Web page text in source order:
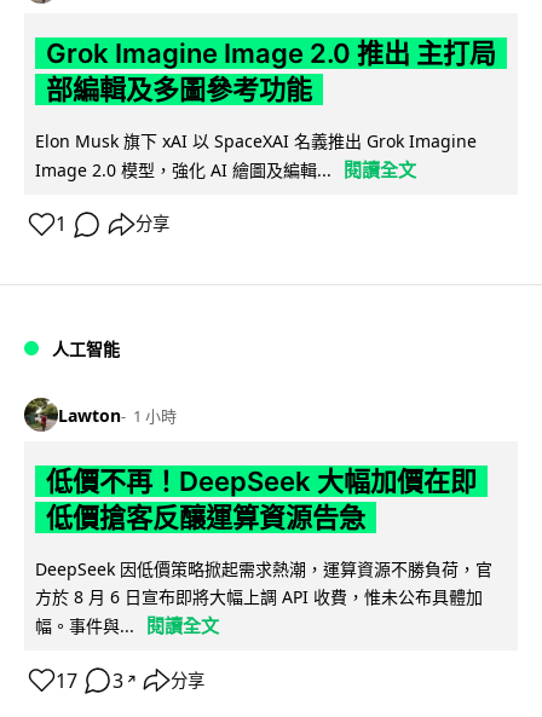
Grok Imagine Image 2.0 推出 主打局
部編輯及多圖參考功能
Elon Musk 旗下 xAI 以 SpaceXAI 名義推出 Grok Imagine
Image 2.0 模型，強化 AI 繪圖及編輯...
閱讀全文
1 分享
人工智能
Lawton 1 小時
低價不再！DeepSeek 大幅加價在即
低價搶客反釀運算資源告急
DeepSeek 因低價策略掀起需求熱潮，運算資源不勝負荷，官
方於 8 月 6 日宣布即將大幅上調 API 收費，惟未公布具體加
幅。事件與...
閱讀全文
17 3 ↗ 分享